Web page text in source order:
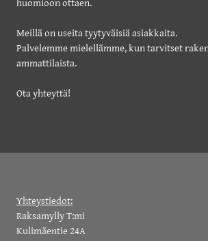
huomioon ottaen.
Meillä on useita tyytyväisiä asiakkaita.
​Palvelemme mielellämme, kun tarvitset
ammattilaista.
Ota yhteyttä!
Yhteystiedot:
Raksamylly T:mi
Kulimäentie 24A